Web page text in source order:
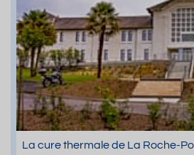
La cure thermale de La Roche-